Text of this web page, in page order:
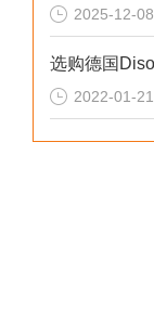
2025-12-08
2022-01-21